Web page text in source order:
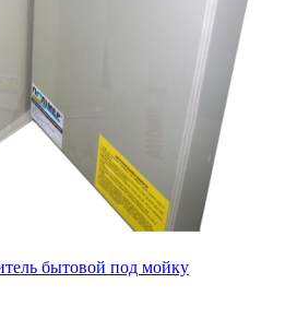
бытовой под мойку